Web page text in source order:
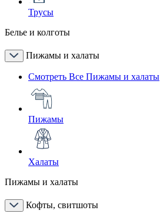
Трусы
Белье и колготы
Пижамы и халаты
Смотреть Все Пижамы и халаты
Пижамы
Халаты
Пижамы и халаты
Кофты, свитшоты